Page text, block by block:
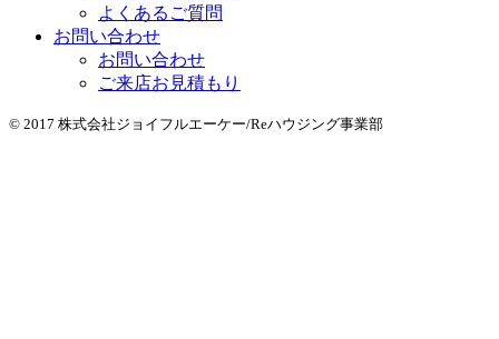
よくあるご質問
お問い合わせ
お問い合わせ
ご来店お見積もり
© 2017 株式会社ジョイフルエーケー/Reハウジング事業部